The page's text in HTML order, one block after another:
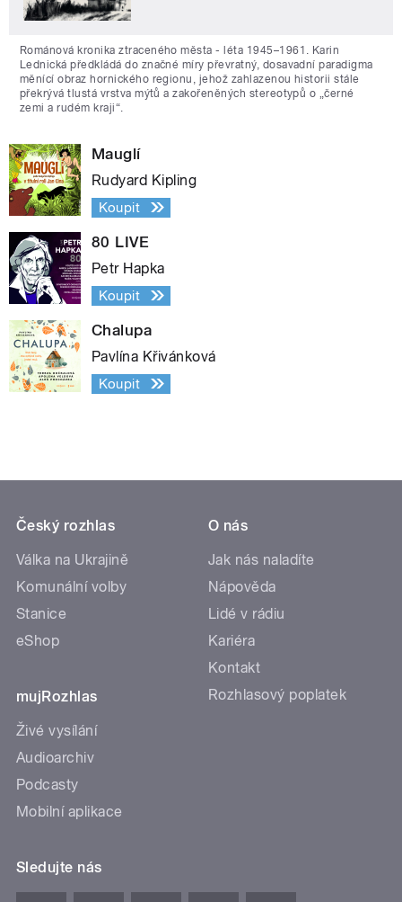
Románová kronika ztraceného města - léta 1945–1961. Karin
Lednická předkládá do značné míry převratný, dosavadní paradigma
měnící obraz hornického regionu, jehož zahlazenou historii stále
překrývá tlustá vrstva mýtů a zakořeněných stereotypů o „černé
zemi a rudém kraji“.
Mauglí
Rudyard Kipling
Koupit
80 LIVE
Petr Hapka
Koupit
Chalupa
Pavlína Křivánková
Koupit
Český rozhlas
Válka na Ukrajině
Komunální volby
Stanice
eShop
mujRozhlas
Živé vysílání
Audioarchiv
Podcasty
Mobilní aplikace
O nás
Jak nás naladíte
Nápověda
Lidé v rádiu
Kariéra
Kontakt
Rozhlasový poplatek
Sledujte nás